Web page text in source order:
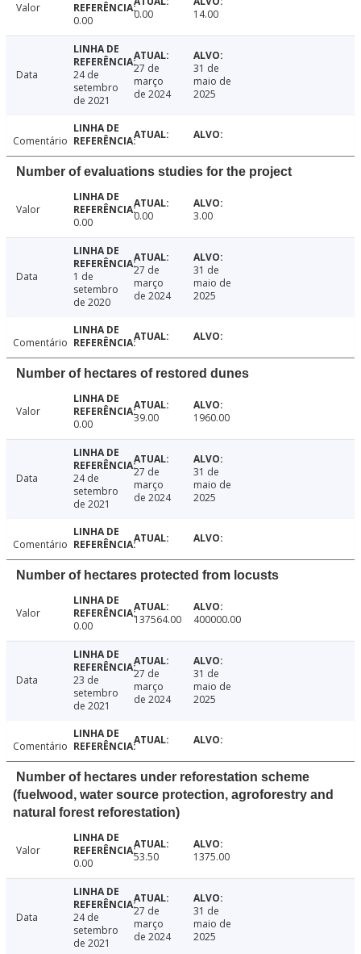
Valor
0.00
0.00 14.00
Data
24 de
setembro
de 2021
27 de
março
de 2024
31 de
maio de
2025
Comentário
Number of evaluations studies for the project
Valor
0.00
0.00 3.00
Data
1 de
setembro
de 2020
27 de
março
de 2024
31 de
maio de
2025
Comentário
Number of hectares of restored dunes
Valor
0.00
39.00 1960.00
Data
24 de
setembro
de 2021
27 de
março
de 2024
31 de
maio de
2025
Comentário
Number of hectares protected from locusts
Valor
0.00
137564.00 400000.00
Data
23 de
setembro
de 2021
27 de
março
de 2024
31 de
maio de
2025
Comentário
Number of hectares under reforestation scheme
(fuelwood, water source protection, agroforestry and
natural forest reforestation)
Valor
0.00
53.50 1375.00
Data
24 de
setembro
de 2021
27 de
março
de 2024
31 de
maio de
2025